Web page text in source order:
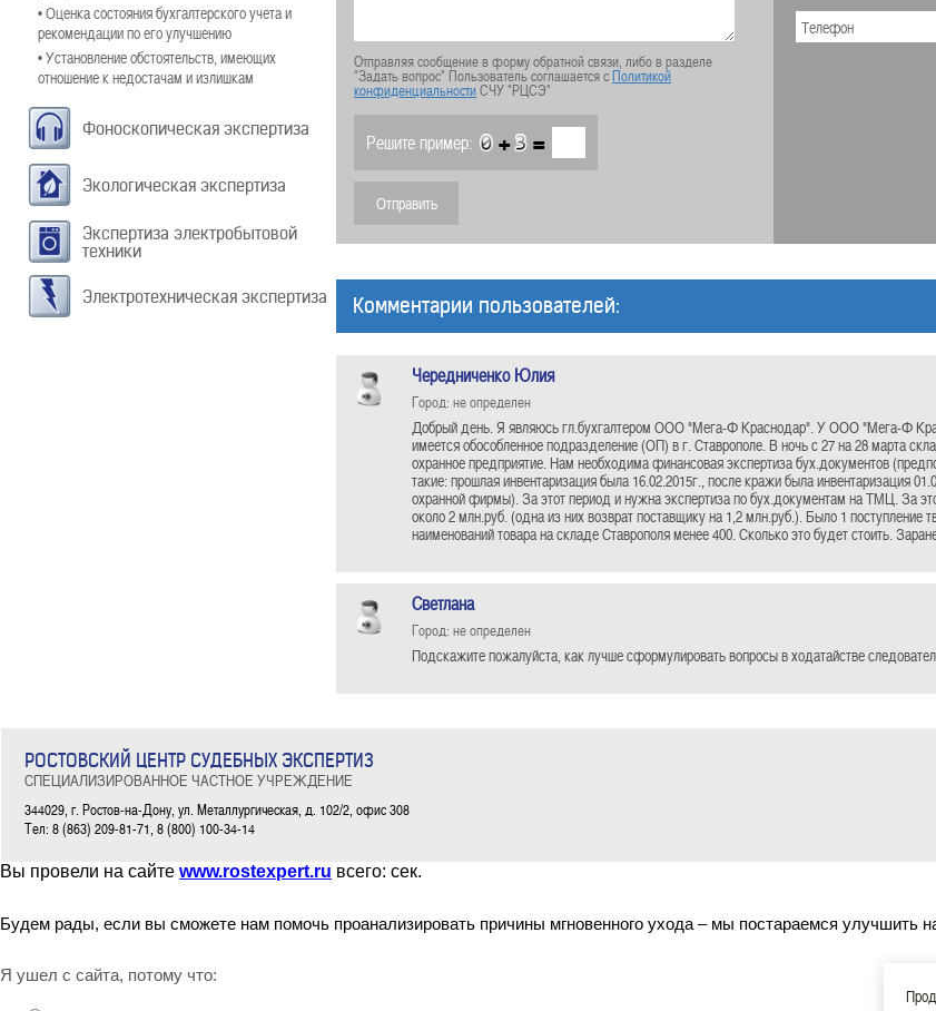
• Оценка состояния бухгалтерского учета и
рекомендации по его улучшению
• Установление обстоятельств, имеющих
отношение к недостачам и излишкам
Фоноскопическая экспертиза
Экологическая экспертиза
Экспертиза электробытовой
техники
Электротехническая экспертиза
Отправляя сообщение в форму обратной связи, либо в разделе
"Задать вопрос" Пользователь соглашается сПолитикой
конфиденциальностиСЧУ "РЦСЭ"
Решите пример: + =
Комментарии пользователей:
Чередниченко Юлия
Город: не определен
Добрый день. Я являюсь гл.бухгалтером ООО "Мега-Ф Краснодар". У ООО "Мега-Ф
имеется обособленное подразделение (ОП) в г. Ставрополе. В ночь с 27 на 28 марта
охранное предприятие. Нам необходима финансовая экспертиза бух.документов
такие: прошлая инвентаризация была 16.02.2015г., после кражи была инвентаризация
охранной фирмы). За этот период и нужна экспертиза по бух.документам на ТМЦ. За
около 2 млн.руб. (одна из них возврат поставщику на 1,2 млн.руб.). Было 1 поступление
наименований товара на складе Ставрополя менее 400. Сколько это будет стоить.
Светлана
Город: не определен
Подскажите пожалуйста, как лучше сформулировать вопросы в ходатайстве
РОСТОВСКИЙ ЦЕНТР СУДЕБНЫХ ЭКСПЕРТИЗ
СПЕЦИАЛИЗИРОВАННОЕ ЧАСТНОЕ УЧРЕЖДЕНИЕ
344029, г. Ростов-на-Дону, ул. Металлургическая, д. 102/2, офис 308
Тел: 8 (863) 209-81-71, 8 (800) 100-34-14
Вы провели на сайте www.rostexpert.ru всего: сек.
Будем рады, если вы сможете нам помочь проанализировать причины мгновенного ухода – мы постараемся улучшить
Я ушел с сайта, потому что: